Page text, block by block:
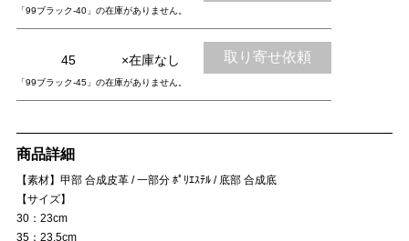
「99ブラック-40」の在庫がありません。
45 ×在庫なし 取り寄せ依頼
「99ブラック-45」の在庫がありません。
商品詳細
【素材】甲部 合成皮革 / 一部分 ﾎﾟﾘｴｽﾃﾙ / 底部 合成底
【サイズ】
30：23cm
35：23.5cm